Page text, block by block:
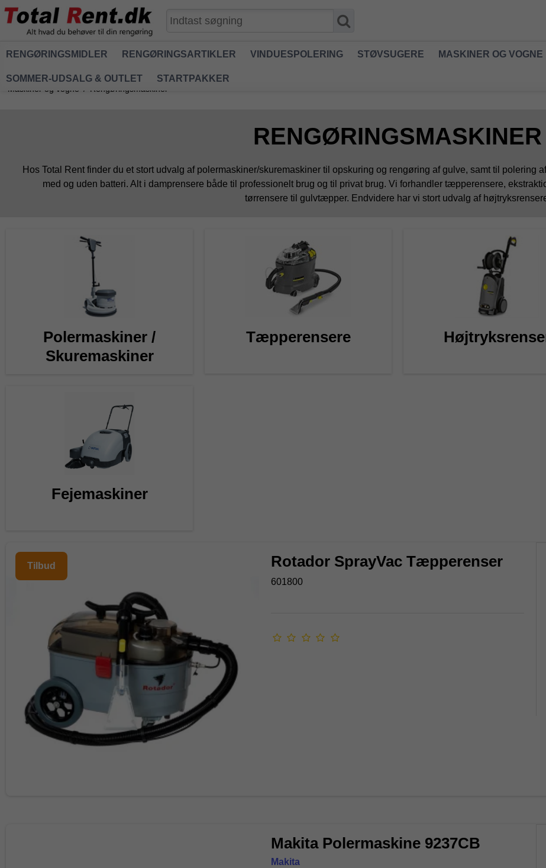
RENGØRINGSMIDLER RENGØRINGSARTIKLER VINDUESPOLERING STØVSUGERE MASKINER OG VOGNE
SOMMER-UDSALG & OUTLET STARTPAKKER
Maskiner og vogne / Rengøringsmaskiner
RENGØRINGSMASKINER
Hos Total Rent finder du et stort udvalg af polermaskiner/skuremaskiner til opskuring og rengøring af gulve, samt til polering
med og uden batteri. Alt i damprensere både til professionelt brug og til privat brug. Vi forhandler tæpperensere,
tørrensere til gulvtæpper. Endvidere har vi stort udvalg af
Polermaskiner /
Skuremaskiner
Tæpperensere
Fejemaskiner
Tilbud Rotador SprayVac Tæpperenser
601800
Makita Polermaskine 9237CB
Makita